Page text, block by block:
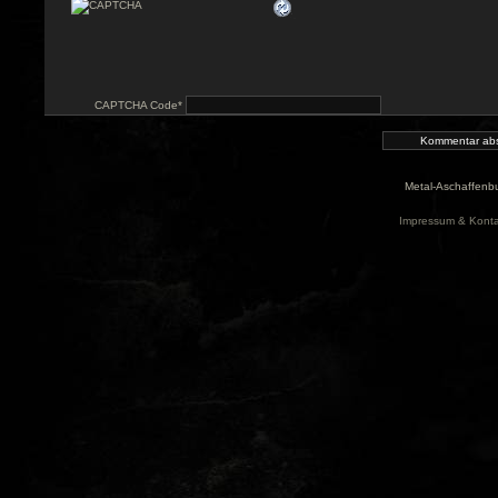
CAPTCHA Code*
Metal-
Impressum &